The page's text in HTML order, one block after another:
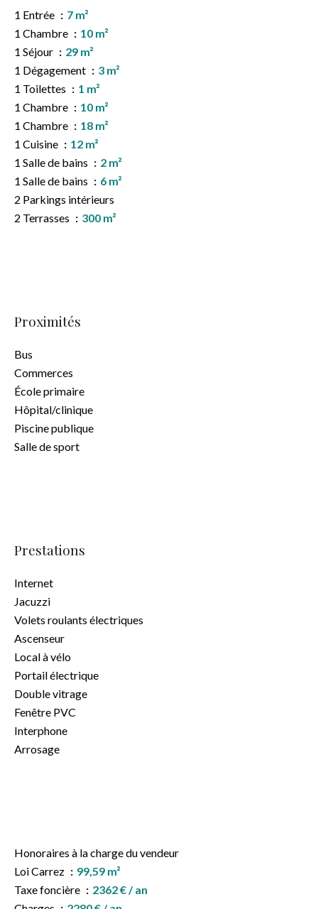
1 Entrée
7 m²
1 Chambre
10 m²
1 Séjour
29 m²
1 Dégagement
3 m²
1 Toilettes
1 m²
1 Chambre
10 m²
1 Chambre
18 m²
1 Cuisine
12 m²
1 Salle de bains
2 m²
1 Salle de bains
6 m²
2 Parkings intérieurs
2 Terrasses
300 m²
Proximités
Bus
Commerces
École primaire
Hôpital/clinique
Piscine publique
Salle de sport
Prestations
Internet
Jacuzzi
Volets roulants électriques
Ascenseur
Local à vélo
Portail électrique
Double vitrage
Fenêtre PVC
Interphone
Arrosage
Honoraires à la charge du vendeur
Loi Carrez
99,59 m²
Taxe foncière
2362 € / an